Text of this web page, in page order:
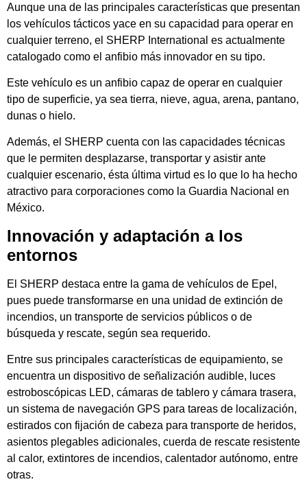
Aunque una de las principales características que presentan
los vehículos tácticos yace en su capacidad para operar en
cualquier terreno, el SHERP International es actualmente
catalogado como el anfibio más innovador en su tipo.
Este vehículo es un anfibio capaz de operar en cualquier
tipo de superficie, ya sea tierra, nieve, agua, arena, pantano,
dunas o hielo.
Además, el SHERP cuenta con las capacidades técnicas
que le permiten desplazarse, transportar y asistir ante
cualquier escenario, ésta última virtud es lo que lo ha hecho
atractivo para corporaciones como la Guardia Nacional en
México.
Innovación y adaptación a los
entornos
El SHERP destaca entre la gama de vehículos de Epel,
pues puede transformarse en una unidad de extinción de
incendios, un transporte de servicios públicos o de
búsqueda y rescate, según sea requerido.
Entre sus principales características de equipamiento, se
encuentra un dispositivo de señalización audible, luces
estroboscópicas LED, cámaras de tablero y cámara trasera,
un sistema de navegación GPS para tareas de localización,
estirados con fijación de cabeza para transporte de heridos,
asientos plegables adicionales, cuerda de rescate resistente
al calor, extintores de incendios, calentador autónomo, entre
otras.